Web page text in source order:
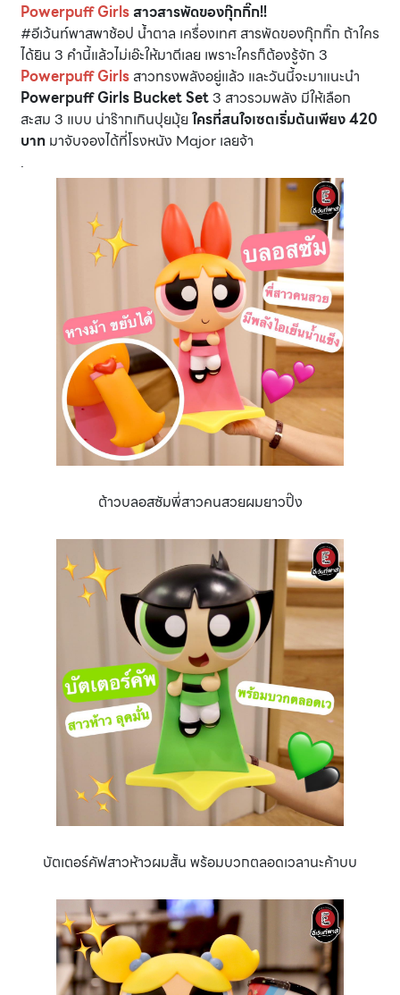
Powerpuff Girls สาวสารพัดของกุ๊กกิ๊ก!!
#อีเว้นท์พาสพาช้อป น้ำตาล เครื่องเทศ สารพัดของกุ๊กกิ๊ก ถ้าใคร
ได้ยิน 3 คำนี้แล้วไม่เอ๊ะให้มาตีเลย เพราะใครก็ต้องรู้จัก 3
Powerpuff Girls สาวทรงพลังอยู่แล้ว และวันนี้จะมาแนะนำ
Powerpuff Girls Bucket Set 3 สาวรวมพลัง มีให้เลือก
สะสม 3 แบบ น่าร๊ากเกินปุยมุ้ย ใครที่สนใจเซตเริ่มต้นเพียง 420
บาท มาจับจองได้ที่โรงหนัง Major เลยจ้า
.
ต้าวบลอสซัมพี่สาวคนสวยผมยาวปิ๊ง
บัตเตอร์คัฟสาวห้าวผมสั้น พร้อมบวกตลอดเวลานะค้าบบ